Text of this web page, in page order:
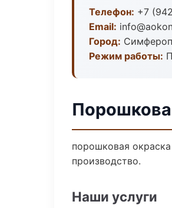
Телефон: +7
Email:
Город:
Режим работы:
порошковая
производство.
Наши услуги